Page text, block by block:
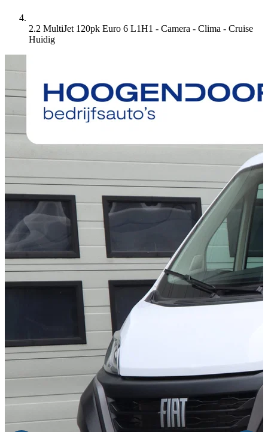
2.2 MultiJet 120pk Euro 6 L1H1 - Camera - Clima - Cruise
Huidig